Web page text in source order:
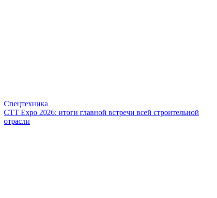
Спецтехника
СТТ Expo 2026: итоги главной встречи всей строительной
отрасли